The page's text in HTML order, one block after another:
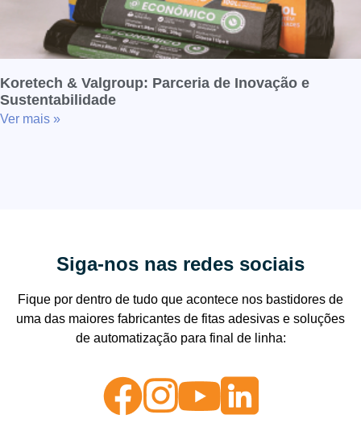
Koretech & Valgroup: Parceria de Inovação e
Sustentabilidade
Ver mais »
Siga-nos nas redes sociais
Fique por dentro de tudo que acontece nos bastidores de
uma das maiores fabricantes de fitas adesivas e soluções
de automatização para final de linha: